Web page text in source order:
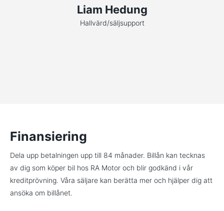
Liam Hedung
Hallvärd/säljsupport
Finansiering
Dela upp betalningen upp till 84 månader. Billån kan tecknas
av dig som köper bil hos RA Motor och blir godkänd i vår
kreditprövning. Våra säljare kan berätta mer och hjälper dig att
ansöka om billånet.